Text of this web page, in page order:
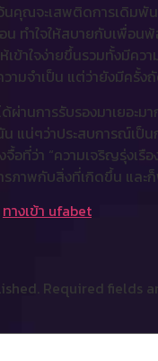
คุณจะเสพติดการเดิม
น ทำใจให้สบายกับเพื่
ห้เข้าใจง่ายขึ้นรวมทั้ง
ามจำเป็น แต่ว่ายังมีครั้ง
ผ่านการรับรองมาเยอะ
น แน่ๆว่าประสบการณ์เ
อที่ว่า “ความเจริญรุ่ง
รภาพกับสิ่งที่เกิดขึ้น แ
ทางเข้า ufabet
Required fields